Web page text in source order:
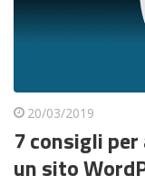
20/03/2019
7 consigli
un sito